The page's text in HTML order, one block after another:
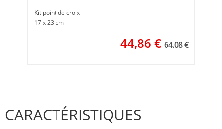
Kit point de croix
17 x 23 cm
44,86 € 64.08 €
CARACTÉRISTIQUES